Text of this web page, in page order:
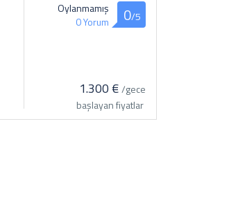
Oylanmamış
0 Yorum
0/5
1.300 €/gece
başlayan fiyatlar